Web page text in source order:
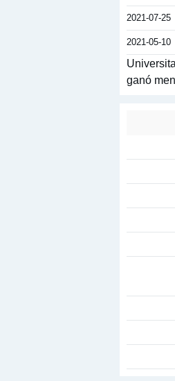
2021-07-25
2021-05-10
ganó